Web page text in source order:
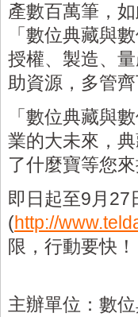
產數百萬筆，
「數位典藏與
授權、製造、
助資源，多管
「數位典藏與
業的大未來，
了什麼寶等您來
即日起至9月27
(http://
限，行動要快！
主辦單位：數